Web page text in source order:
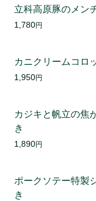
立科高原豚のメン
1,780円
カニクリームコロ
1,950円
カジキと帆立の焦
き
1,890円
ポークソテー特製
き